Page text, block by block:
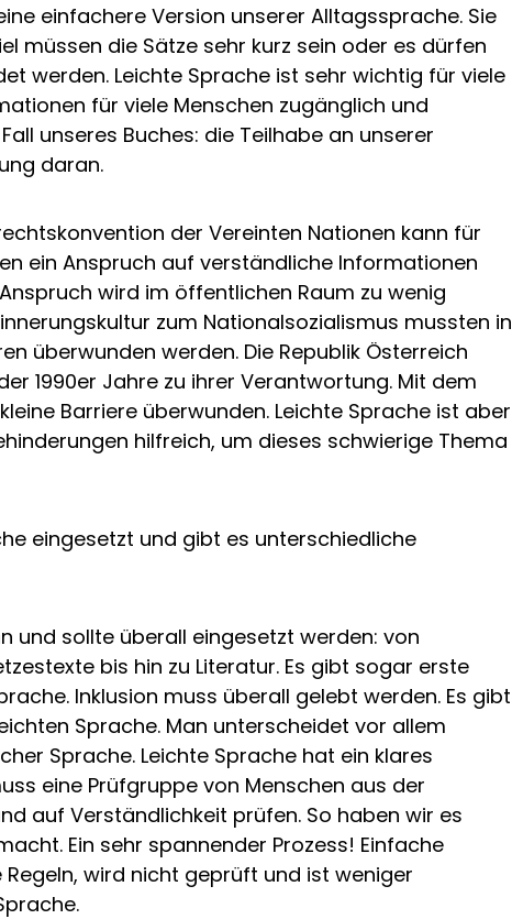
einfachere Version unserer Alltagssprache. Sie
müssen die Sätze sehr kurz sein oder es dürfen
werden. Leichte Sprache ist sehr wichtig für viele
für viele Menschen zugänglich und
unseres Buches: die Teilhabe an unserer
daran.
der Vereinten Nationen kann für
ein Anspruch auf verständliche Informationen
wird im öffentlichen Raum zu wenig
zum Nationalsozialismus mussten in
überwunden werden. Die Republik Österreich
1990er Jahre zu ihrer Verantwortung. Mit dem
Barriere überwunden. Leichte Sprache ist aber
hilfreich, um dieses schwierige Thema
eingesetzt und gibt es unterschiedliche
und sollte überall eingesetzt werden: von
bis hin zu Literatur. Es gibt sogar erste
Inklusion muss überall gelebt werden. Es gibt
Sprache. Man unterscheidet vor allem
Sprache. Leichte Sprache hat ein klares
eine Prüfgruppe von Menschen aus der
auf Verständlichkeit prüfen. So haben wir es
Ein sehr spannender Prozess! Einfache
wird nicht geprüft und ist weniger